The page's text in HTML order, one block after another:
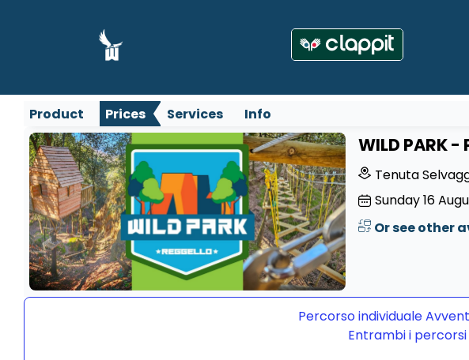
Product Prices Services Info
WILD PARK
Tenuta
Sunday16
Or see other
Percorso individuale
Entrambi i